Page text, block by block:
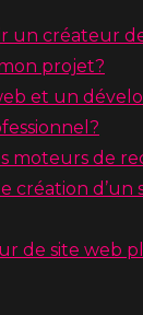
un créateur
projet?
et un
moteurs de
création
de site web